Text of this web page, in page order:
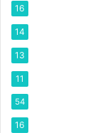
16
14
13
11
54
16